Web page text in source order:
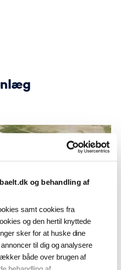
og behandling af
samt cookies fra
og den hertil knyttede
sker for at huske dine
til dig og analysere
både over brugen af